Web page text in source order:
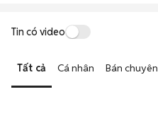
Tin có video
Tất cả Cá nhân Bán chuyên